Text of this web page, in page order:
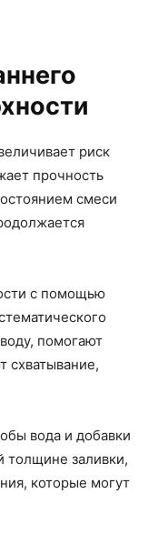
риск
прочность
смеси
с помощью
помогают
схватывание,
вода и добавки
толщине заливки,
которые могут